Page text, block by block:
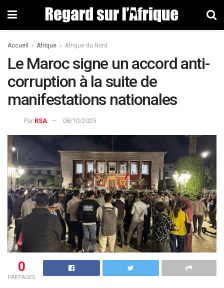
Accueil Afrique Afrique du Nord
Le Maroc signe un accord anti-
corruption à la suite de
manifestations nationales
Par RSA 08/10/2025
0
PARTAGES